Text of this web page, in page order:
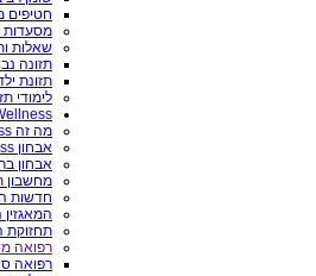
חטיפים
מסעדות
שאלות
תזונה
תזונת
לימודי
מה זה wellness
אבחון wellness
אבחון
מחשבון
חדשות
המאגזין
תחזוקת
רפואה
רפואה